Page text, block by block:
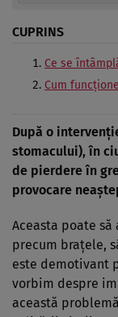
CUPRINS
Ce se
Cum
După o
stomacului), în
de pierdere în
provocare
Aceasta poate
precum brațele,
este demotivant
vorbim despre
această